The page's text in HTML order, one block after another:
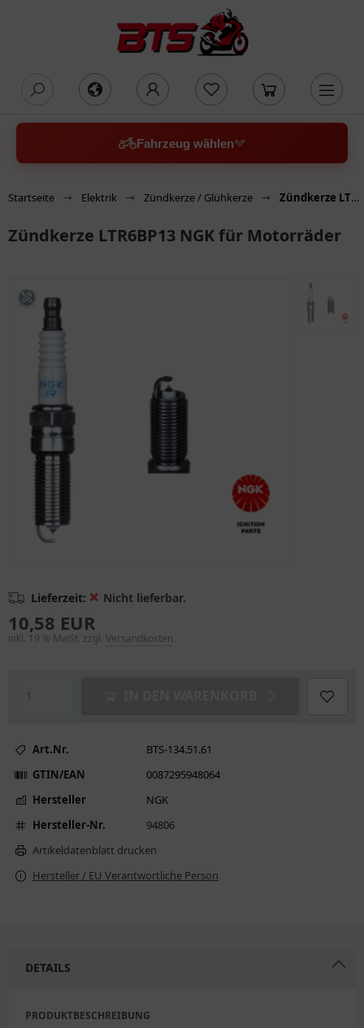
Fahrzeug wählen
Startseite Elektrik Zündkerze / Glühkerze Zündkerze LTR6BP13 NGK für Motorräder
Zündkerze LTR6BP13 NGK für Motorräder
Lieferzeit: ❌ Nicht lieferbar.
10,58 EUR
inkl. 19 % MwSt. zzgl. Versandkosten
Art.Nr.
BTS-134.51.61
GTIN/EAN
0087295948064
Hersteller
NGK
Hersteller-Nr.
94806
Artikeldatenblatt drucken
Hersteller / EU Verantwortliche Person
DETAILS
PRODUKTBESCHREIBUNG